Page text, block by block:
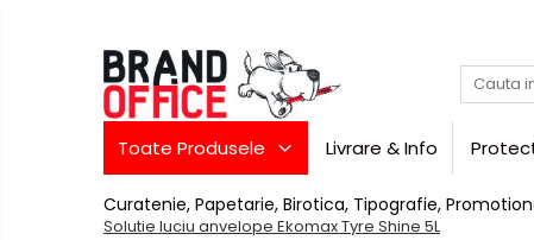
Toate Produsele
Hartie copiator si produse
Produse consumabile din hartie
Toate Produsele Livrare & Info
Curatenie, Papetarie, Birotica, Tipografie,
Solutie luciu anvelope Ekomax Tyre Shine 5L